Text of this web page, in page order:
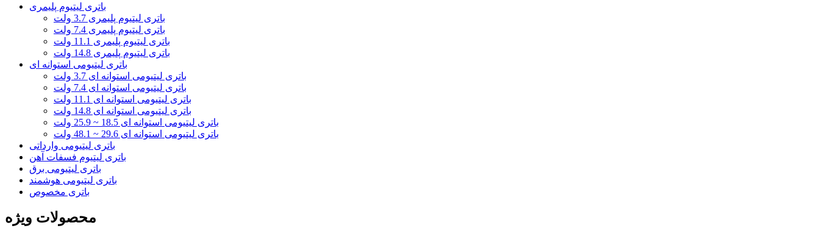
باتری لیتیوم پلیمری
باتری لیتیوم پلیمری 3.7 ولت
باتری لیتیوم پلیمری 7.4 ولت
باتری لیتیوم پلیمری 11.1 ولت
باتری لیتیوم پلیمری 14.8 ولت
باتری لیتیومی استوانه ای
باتری لیتیومی استوانه ای 3.7 ولت
باتری لیتیومی استوانه ای 7.4 ولت
باتری لیتیومی استوانه ای 11.1 ولت
باتری لیتیومی استوانه ای 14.8 ولت
باتری لیتیومی استوانه ای 18.5 ~ 25.9 ولت
باتری لیتیومی استوانه ای 29.6 ~ 48.1 ولت
باتری لیتیومی وارداتی
باتری لیتیوم فسفات آهن
باتری لیتیومی برق
باتری لیتیومی هوشمند
باتری مخصوص
محصولات ویژه